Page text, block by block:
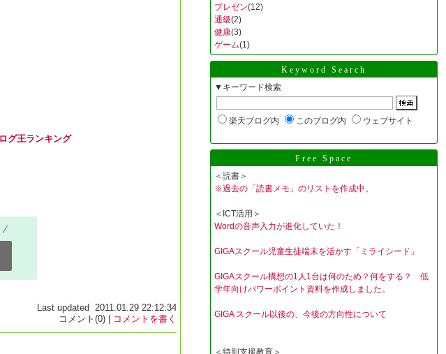
グ王ランキング
Last updated 2011.01.29 22:12:34
コメント(0) |
コメントを書く
プレゼン(12)
通級(2)
健康(3)
ゲーム(1)
Keyword Search
▼キーワード検索
楽天ブログ内 このブログ内 ウェブサイト
Free Space
＜読書＞
※過去の「読書メモ」のリストを作成中。
＜ICT活用＞
Wordの音声入力が進化していた！
GIGAスクール児童生徒端末を活かす「ミライシード」
GIGAスクール構想の1人1台は何のため？何をする？ 低
学年向けパワーポイント資料を作成しました。
GIGA スクール以後の、今後の方向性について
＜特別支援教育＞